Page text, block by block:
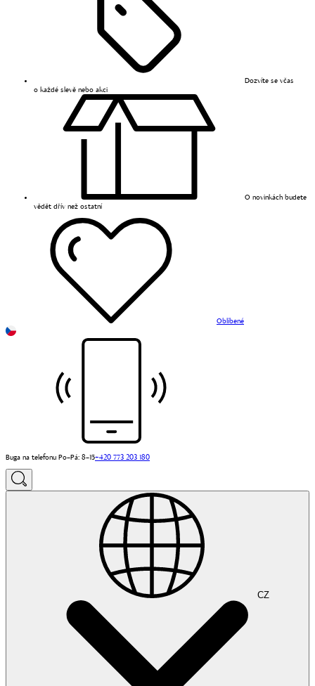
Dozvíte se včas
o každé slevě nebo akci
O novinkách budete
vědět dřív než ostatní
Oblíbené
Buga na telefonu Po–Pá: 8–15+420 773 203 180
CZ